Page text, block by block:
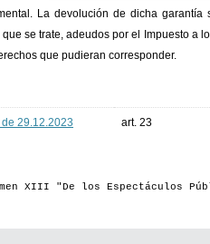
La devolución de dicha
se trate, adeudos por el Impuesto a
que pudieran corresponder.
29.12.2023 art. 23
XIII "De los Espectáculos